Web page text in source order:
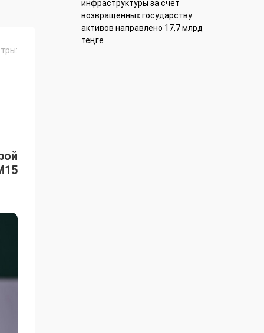
инфраструктуры за счет
возвращенных государству
активов направлено 17,7 млрд
теңге